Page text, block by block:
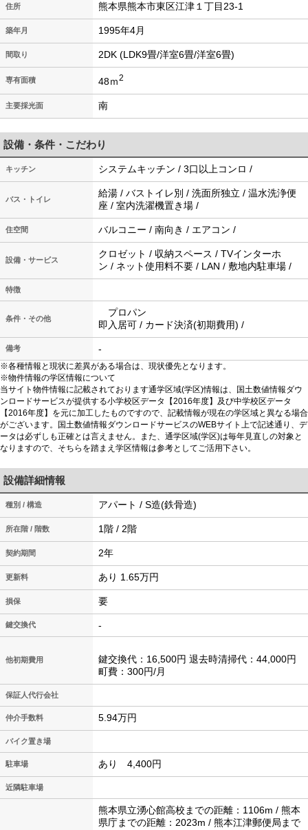
住所 熊本県熊本市東区江津１丁目23-1
築年月 1995年4月
間取り 2DK (LDK9畳/洋室6畳/洋室6畳)
専有面積 48ｍ2
主要採光面 南
設備・条件・こだわり
キッチン システムキッチン / 3口以上コンロ /
バス・トイレ
給湯 / バストイレ別 / 洗面所独立 / 温水洗浄便
座 / 室内洗濯機置き場 /
住空間 バルコニー / 南向き / エアコン /
設備・サービス
クロゼット / 収納スペース / TVインターホ
ン / ネット使用料不要 / LAN / 敷地内駐車場 /
特徴
条件・その他
プロパン
即入居可 / カード決済(初期費用) /
備考 -
※各種情報と現状に差異がある場合は、現状優先となります。
※物件情報の学区情報について
当サイト物件情報に記載されております通学区域(学区)情報は、国土数値情報ダウ
ンロードサービスが提供する小学校区データ【2016年度】及び中学校区データ
【2016年度】を元に加工したものですので、記載情報が現在の学区域と異なる場合
がございます。国土数値情報ダウンロードサービスのWEBサイト上で記述通り、デ
ータは必ずしも正確とは言えません。また、通学区域(学区)は毎年見直しの対象と
なりますので、そちらを踏まえ学区情報は参考としてご活用下さい。
設備詳細情報
種別 / 構造 アパート / S造(鉄骨造)
所在階 / 階数 1階 / 2階
契約期間 2年
更新料 あり 1.65万円
損保 要
鍵交換代 -
他初期費用
鍵交換代：16,500円 退去時清掃代：44,000円
町費：300円/月
保証人代行会社
仲介手数料 5.94万円
バイク置き場
駐車場 あり 4,400円
近隣駐車場
熊本県立湧心館高校までの距離：1106m / 熊本
県庁までの距離：2023m / 熊本江津郵便局まで